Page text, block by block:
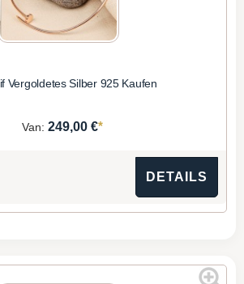
Vergoldetes Silber 925 Kaufen
Van: 249,00 €*
DETAILS